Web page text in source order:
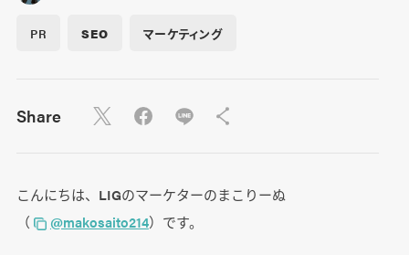
PR SEO マーケティング
Share
こんにちは、LIGのマーケターのまこりーぬ
（
@makosaito214）です。